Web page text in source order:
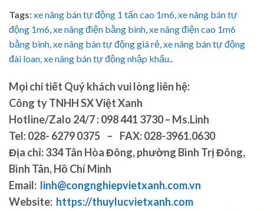
Tags:xe nâng bán tự động 1 tấn cao 1m6,xe nâng bán tự
động 1m6,xe nâng điện bằng bình,xe nâng điện cao 1m6
bằng bình,xe nâng bán tự động giá rẻ,xe nâng bán tự động
đài loan,xe nâng bán tự động nhập khẩu..
Mọi chi tiết Quý khách vui lòng liên hệ:
Công ty TNHH SX Việt Xanh
Hotline/Zalo 24/7 : 098 441 3730 – Ms.Linh
Tel: 028- 6279 0375 – FAX: 028-3961.0630
Địa chỉ: 334 Tân Hòa Đông, phường Bình Trị Đông,
Bình Tân, Hồ Chí Minh
Email: linh@congnghiepvietxanh.com.vn
Website: https://thuylucvietxanh.com